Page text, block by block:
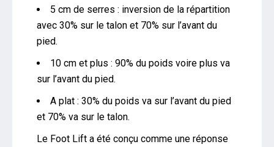
5 cm de serres : inversion de la répartition
avec 30% sur le talon et 70% sur l’avant du
pied.
10 cm et plus : 90% du poids voire plus va
sur l’avant du pied.
A plat : 30% du poids va sur l’avant du pied
et 70% va sur le talon.
Le Foot Lift a été conçu comme une réponse